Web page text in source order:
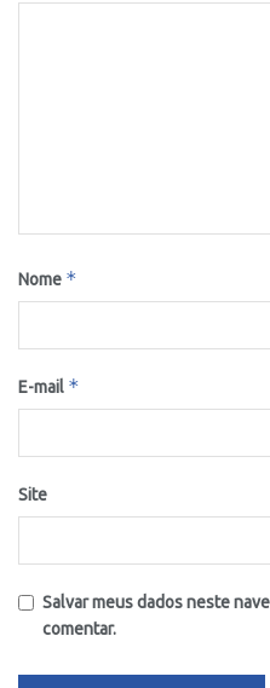
Nome *
E-mail *
Site
Salvar meus dados neste
comentar.